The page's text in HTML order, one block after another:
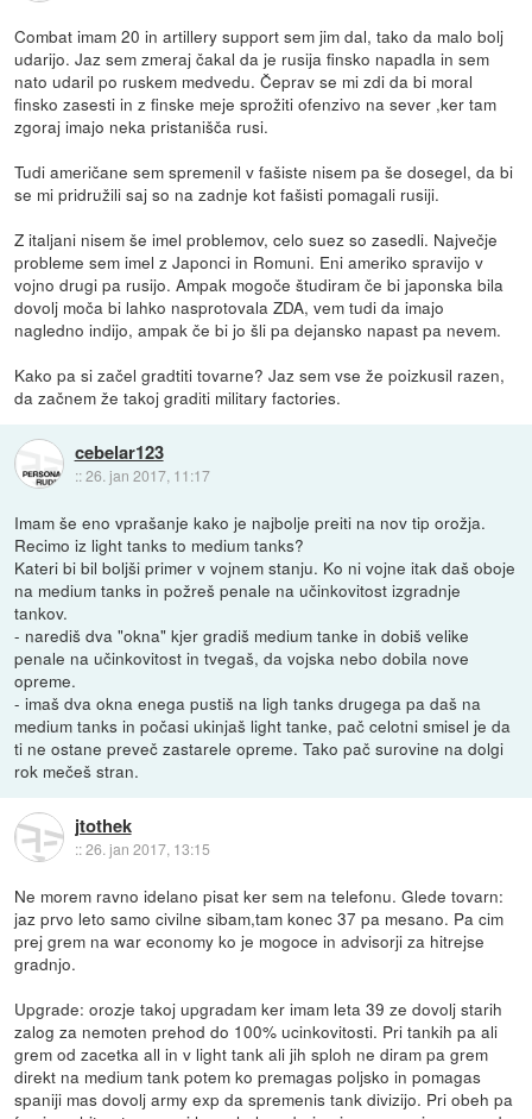
Combat imam 20 in artillery support sem jim dal, tako da malo bolj
udarijo. Jaz sem zmeraj čakal da je rusija finsko napadla in sem
nato udaril po ruskem medvedu. Čeprav se mi zdi da bi moral
finsko zasesti in z finske meje sprožiti ofenzivo na sever ,ker tam
zgoraj imajo neka pristanišča rusi.
Tudi američane sem spremenil v fašiste nisem pa še dosegel, da bi
se mi pridružili saj so na zadnje kot fašisti pomagali rusiji.
Z italjani nisem še imel problemov, celo suez so zasedli. Največje
probleme sem imel z Japonci in Romuni. Eni ameriko spravijo v
vojno drugi pa rusijo. Ampak mogoče študiram če bi japonska bila
dovolj moča bi lahko nasprotovala ZDA, vem tudi da imajo
nagledno indijo, ampak če bi jo šli pa dejansko napast pa nevem.
Kako pa si začel gradtiti tovarne? Jaz sem vse že poizkusil razen,
da začnem že takoj graditi military factories.
cebelar123
::26. jan 2017, 11:17
Imam še eno vprašanje kako je najbolje preiti na nov tip orožja.
Recimo iz light tanks to medium tanks?
Kateri bi bil boljši primer v vojnem stanju. Ko ni vojne itak daš oboje
na medium tanks in požreš penale na učinkovitost izgradnje
tankov.
- narediš dva "okna" kjer gradiš medium tanke in dobiš velike
penale na učinkovitost in tvegaš, da vojska nebo dobila nove
opreme.
- imaš dva okna enega pustiš na ligh tanks drugega pa daš na
medium tanks in počasi ukinjaš light tanke, pač celotni smisel je da
ti ne ostane preveč zastarele opreme. Tako pač surovine na dolgi
rok mečeš stran.
jtothek
::26. jan 2017, 13:15
Ne morem ravno idelano pisat ker sem na telefonu. Glede tovarn:
jaz prvo leto samo civilne sibam,tam konec 37 pa mesano. Pa cim
prej grem na war economy ko je mogoce in advisorji za hitrejse
gradnjo.
Upgrade: orozje takoj upgradam ker imam leta 39 ze dovolj starih
zalog za nemoten prehod do 100% ucinkovitosti. Pri tankih pa ali
grem od zacetka all in v light tank ali jih sploh ne diram pa grem
direkt na medium tank potem ko premagas poljsko in pomagas
spaniji mas dovolj army exp da spremenis tank divizijo. Pri obeh pa